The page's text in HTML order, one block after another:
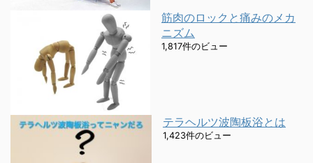
筋肉のロックと痛みのメカ
ニズム
1,817件のビュー
テラヘルツ波陶板浴とは
1,423件のビュー